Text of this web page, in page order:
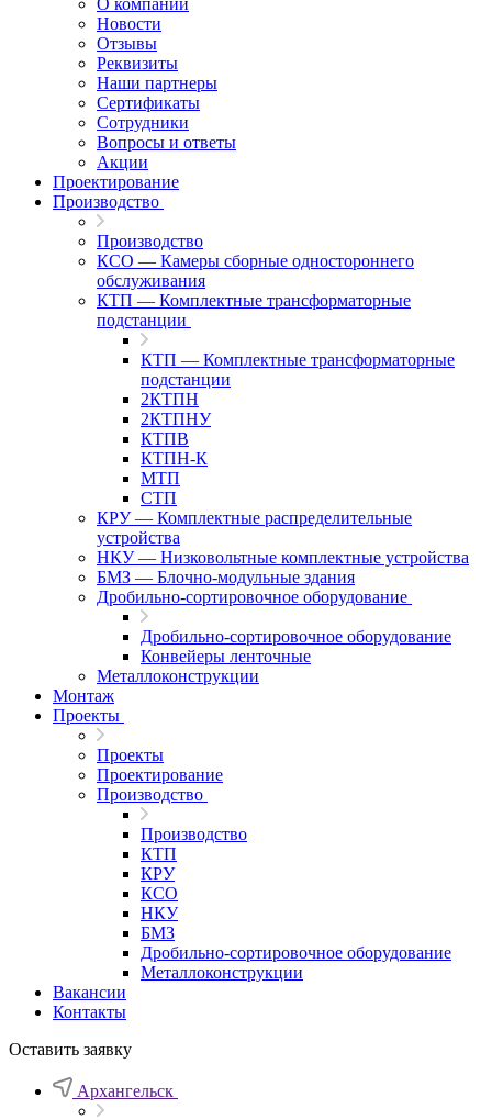
О компании
Новости
Отзывы
Реквизиты
Наши партнеры
Сертификаты
Сотрудники
Вопросы и ответы
Акции
Проектирование
Производство
Производство
КСО — Камеры сборные одностороннего
обслуживания
КТП — Комплектные трансформаторные
подстанции
КТП — Комплектные трансформаторные
подстанции
2КТПН
2КТПНУ
КТПВ
КТПН-К
МТП
СТП
КРУ — Комплектные распределительные
устройства
НКУ — Низковольтные комплектные устройства
БМЗ — Блочно-модульные здания
Дробильно-сортировочное оборудование
Дробильно-сортировочное оборудование
Конвейеры ленточные
Металлоконструкции
Монтаж
Проекты
Проекты
Проектирование
Производство
Производство
КТП
КРУ
КСО
НКУ
БМЗ
Дробильно-сортировочное оборудование
Металлоконструкции
Вакансии
Контакты
Оставить заявку
Архангельск